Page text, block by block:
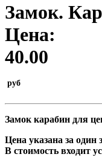
Замок.
Цена:
40.00
руб
Замок карабин для
Цена указана за один
В стоимость входит